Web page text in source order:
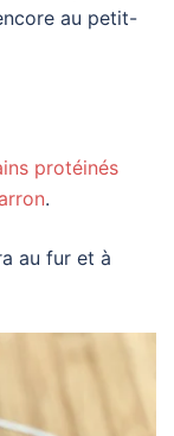
au petit-
protéinés
.
au fur et à